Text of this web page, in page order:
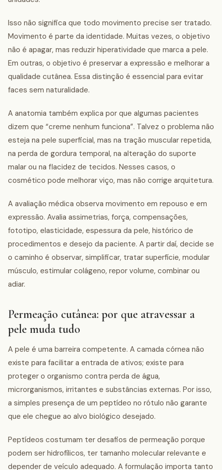
Isso não significa que todo movimento precise ser tratado.
Movimento é parte da identidade. Muitas vezes, o objetivo
não é apagar, mas reduzir hiperatividade que marca a pele.
Em outras, o objetivo é preservar a expressão e melhorar a
qualidade cutânea. Essa distinção é essencial para evitar
faces sem naturalidade.
A anatomia também explica por que algumas pacientes
dizem que “creme nenhum funciona”. Talvez o problema não
esteja na pele superficial, mas na tração muscular repetida,
na perda de gordura temporal, na alteração do suporte
malar ou na flacidez de tecidos. Nesses casos, o
cosmético pode melhorar viço, mas não corrige arquitetura.
A avaliação médica observa movimento em repouso e em
expressão. Avalia assimetrias, força, compensações,
fototipo, elasticidade, espessura da pele, histórico de
procedimentos e desejo da paciente. A partir daí, decide se
o caminho é observar, simplificar, tratar superfície, modular
músculo, estimular colágeno, repor volume, combinar ou
adiar.
Permeação cutânea: por que atravessar a
pele muda tudo
A pele é uma barreira competente. A camada córnea não
existe para facilitar a entrada de ativos; existe para
proteger o organismo contra perda de água,
microrganismos, irritantes e substâncias externas. Por isso,
a simples presença de um peptídeo no rótulo não garante
que ele chegue ao alvo biológico desejado.
Peptídeos costumam ter desafios de permeação porque
podem ser hidrofílicos, ter tamanho molecular relevante e
depender de veículo adequado. A formulação importa tanto